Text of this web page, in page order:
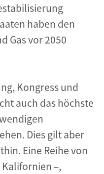
haben den
Gas vor 2050
Kongress und
auch das höchste
Dies gilt aber
Eine Reihe von
Kalifornien –,